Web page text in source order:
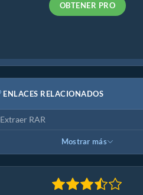
OBTENER PRO
ENLACES RELACIONADOS
Extraer RAR
Mostrar más